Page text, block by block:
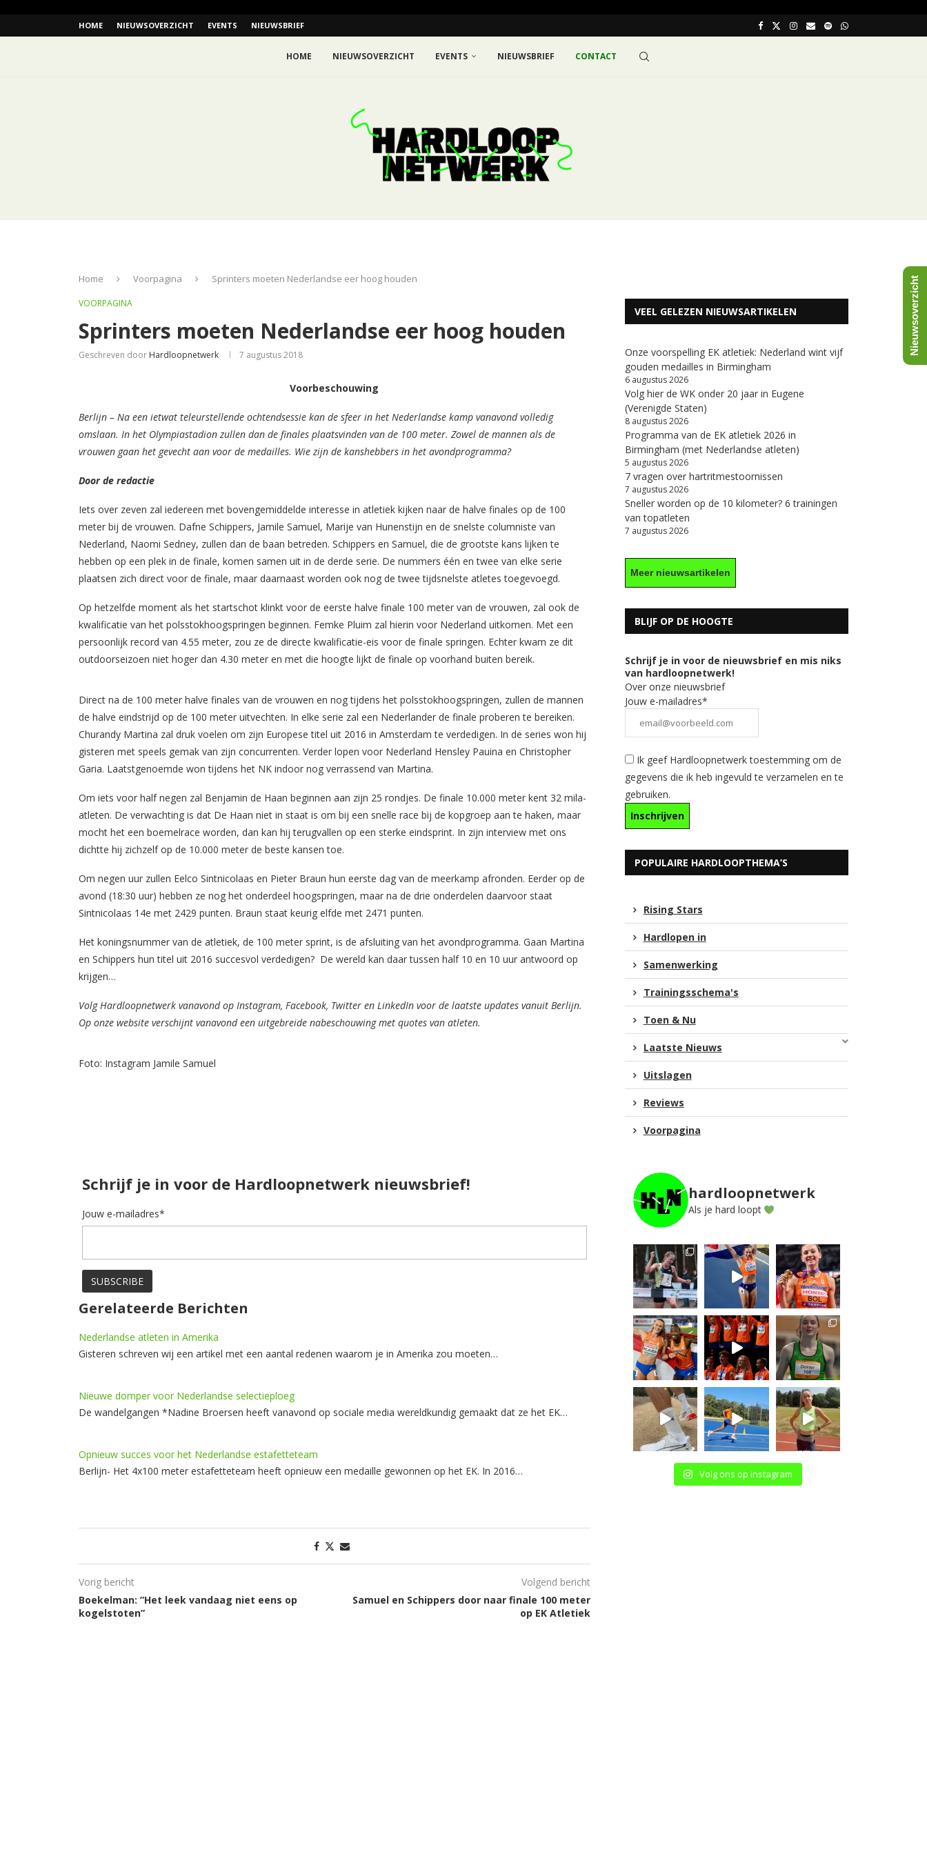
HOME NIEUWSOVERZICHT EVENTS NIEUWSBRIEF
HOME NIEUWSOVERZICHT EVENTS NIEUWSBRIEF CONTACT
Home Voorpagina Sprinters moeten Nederlandse eer hoog houden
VOORPAGINA
Sprinters moeten Nederlandse eer hoog houden
Geschreven door Hardloopnetwerk 7 augustus 2018
Voorbeschouwing
Berlijn – Na een ietwat teleurstellende ochtendsessie kan de sfeer in het Nederlandse kamp vanavond volledig
omslaan. In het Olympiastadion zullen dan de finales plaatsvinden van de 100 meter. Zowel de mannen als de
vrouwen gaan het gevecht aan voor de medailles. Wie zijn de kanshebbers in het avondprogramma?
Door de redactie
Iets over zeven zal iedereen met bovengemiddelde interesse in atletiek kijken naar de halve finales op de 100
meter bij de vrouwen. Dafne Schippers, Jamile Samuel, Marije van Hunenstijn en de snelste columniste van
Nederland, Naomi Sedney, zullen dan de baan betreden. Schippers en Samuel, die de grootste kans lijken te
hebben op een plek in de finale, komen samen uit in de derde serie. De nummers één en twee van elke serie
plaatsen zich direct voor de finale, maar daarnaast worden ook nog de twee tijdsnelste atletes toegevoegd.
Op hetzelfde moment als het startschot klinkt voor de eerste halve finale 100 meter van de vrouwen, zal ook de
kwalificatie van het polsstokhoogspringen beginnen. Femke Pluim zal hierin voor Nederland uitkomen. Met een
persoonlijk record van 4.55 meter, zou ze de directe kwalificatie-eis voor de finale springen. Echter kwam ze dit
outdoorseizoen niet hoger dan 4.30 meter en met die hoogte lijkt de finale op voorhand buiten bereik.
Direct na de 100 meter halve finales van de vrouwen en nog tijdens het polsstokhoogspringen, zullen de mannen
de halve eindstrijd op de 100 meter uitvechten. In elke serie zal een Nederlander de finale proberen te bereiken.
Churandy Martina zal druk voelen om zijn Europese titel uit 2016 in Amsterdam te verdedigen. In de series won hij
gisteren met speels gemak van zijn concurrenten. Verder lopen voor Nederland Hensley Pauina en Christopher
Garia. Laatstgenoemde won tijdens het NK indoor nog verrassend van Martina.
Om iets voor half negen zal Benjamin de Haan beginnen aan zijn 25 rondjes. De finale 10.000 meter kent 32 mila-
atleten. De verwachting is dat De Haan niet in staat is om bij een snelle race bij de kopgroep aan te haken, maar
mocht het een boemelrace worden, dan kan hij terugvallen op een sterke eindsprint. In zijn interview met ons
dichtte hij zichzelf op de 10.000 meter de beste kansen toe.
Om negen uur zullen Eelco Sintnicolaas en Pieter Braun hun eerste dag van de meerkamp afronden. Eerder op de
avond (18:30 uur) hebben ze nog het onderdeel hoogspringen, maar na de drie onderdelen daarvoor staat
Sintnicolaas 14e met 2429 punten. Braun staat keurig elfde met 2471 punten.
Het koningsnummer van de atletiek, de 100 meter sprint, is de afsluiting van het avondprogramma. Gaan Martina
en Schippers hun titel uit 2016 succesvol verdedigen? De wereld kan daar tussen half 10 en 10 uur antwoord op
krijgen…
Volg Hardloopnetwerk vanavond op Instagram, Facebook, Twitter en LinkedIn voor de laatste updates vanuit Berlijn.
Op onze website verschijnt vanavond een uitgebreide nabeschouwing met quotes van atleten.
Foto: Instagram Jamile Samuel
Schrijf je in voor de Hardloopnetwerk nieuwsbrief!
Jouw e-mailadres*
Gerelateerde Berichten
Nederlandse atleten in Amerika
Gisteren schreven wij een artikel met een aantal redenen waarom je in Amerika zou moeten…
Nieuwe domper voor Nederlandse selectieploeg
De wandelgangen *Nadine Broersen heeft vanavond op sociale media wereldkundig gemaakt dat ze het EK…
Opnieuw succes voor het Nederlandse estafetteteam
Berlijn- Het 4x100 meter estafetteteam heeft opnieuw een medaille gewonnen op het EK. In 2016…
Vorig bericht
Boekelman: ”Het leek vandaag niet eens op
kogelstoten”
Volgend bericht
Samuel en Schippers door naar finale 100 meter
op EK Atletiek
VEEL GELEZEN NIEUWSARTIKELEN
Onze voorspelling EK atletiek: Nederland wint vijf
gouden medailles in Birmingham
6 augustus 2026
Volg hier de WK onder 20 jaar in Eugene
(Verenigde Staten)
8 augustus 2026
Programma van de EK atletiek 2026 in
Birmingham (met Nederlandse atleten)
5 augustus 2026
7 vragen over hartritmestoornissen
7 augustus 2026
Sneller worden op de 10 kilometer? 6 trainingen
van topatleten
7 augustus 2026
Meer nieuwsartikelen
BLIJF OP DE HOOGTE
Schrijf je in voor de nieuwsbrief en mis niks
van hardloopnetwerk!
Over onze nieuwsbrief
Jouw e-mailadres*
Ik geef Hardloopnetwerk toestemming om de
gegevens die ik heb ingevuld te verzamelen en te
gebruiken.
POPULAIRE HARDLOOPTHEMA’S
Rising Stars
Hardlopen in
Samenwerking
Trainingsschema's
Toen & Nu
Laatste Nieuws
Uitslagen
Reviews
Voorpagina
hardloopnetwerk
Als je hard loopt
Volg ons op instagram
Nieuwsoverzicht